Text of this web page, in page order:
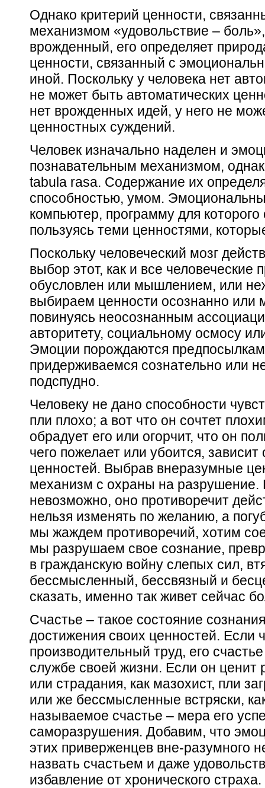
Однако критерий ценности,
механизмом «удовольствие –
врожденный, его определяет
ценности, связанный с
иной. Поскольку у человека нет
не может быть автоматических
нет врожденных идей, у него не
ценностных суждений.
Человек изначально наделен и
познавательным механизмом,
tabula rasa. Содержание их
способностью, умом.
компьютер, программу для которого
пользуясь теми ценностями,
Поскольку человеческий мозг
выбор этот, как и все человеческие
обусловлен или мышлением, или
выбираем ценности осознанно или
повинуясь неосознанным
авторитету, социальному осмосу
Эмоции порождаются
придерживаемся сознательно или
подспудно.
Человеку не дано способности
пли плохо; а вот что он сочтет
обрадует его или огорчит, что он
чего пожелает или убоится,
ценностей. Выбрав внеразумные
механизм с охраны на разрушение.
невозможно, оно противоречит
нельзя изменять по желанию, а
мы жаждем противоречий, хотим
мы разрушаем свое сознание,
в гражданскую войну слепых сил,
бессмысленный, бессвязный и
сказать, именно так живет сейчас
Счастье – такое состояние
достижения своих ценностей. Если
производительный труд, его
службе своей жизни. Если он ценит
или страдания, как мазохист, пли
или же бессмысленные встряски,
называемое счастье – мера его
саморазрушения. Добавим, что
этих приверженцев вне-разумного
назвать счастьем и даже
избавление от хронического страха.